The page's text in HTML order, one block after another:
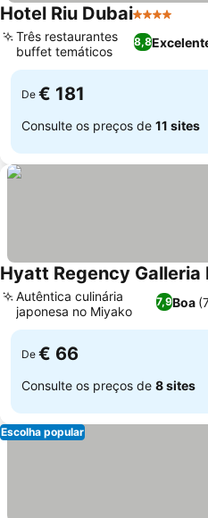
Hotel Riu Dubai4 Estrelas
8,8
Três restaurantes
buffet temáticos
De € 181
Consulte os preços de 11 sites
Hyatt Regency Galleria
7,9Boa
Autêntica culinária
japonesa no Miyako
De € 66
Consulte os preços de 8 sites
Escolha popular